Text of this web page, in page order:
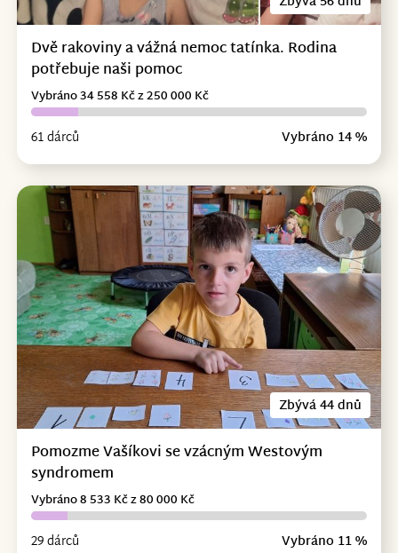
Dvě rakoviny a vážná nemoc tatínka. Rodina
potřebuje naši pomoc
61 dárců Vybráno 14 %
Vybráno 34 558 Kč z 250 000 Kč
Zbývá 44 dnů
Pomozme Vašíkovi se vzácným Westovým
syndromem
29 dárců Vybráno 11 %
Vybráno 8 533 Kč z 80 000 Kč